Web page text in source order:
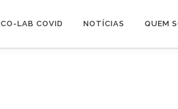
CO-LAB COVID NOTÍCIAS QUEM